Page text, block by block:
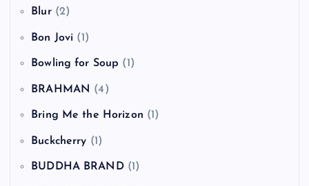
Blur(2)
Bon Jovi (1)
Bowling for Soup (1)
BRAHMAN (4)
Bring Me the Horizon (1)
Buckcherry (1)
BUDDHA BRAND(1)